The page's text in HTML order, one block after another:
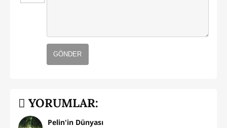
GÖNDER
YORUMLAR:
Pelin'in Dünyası